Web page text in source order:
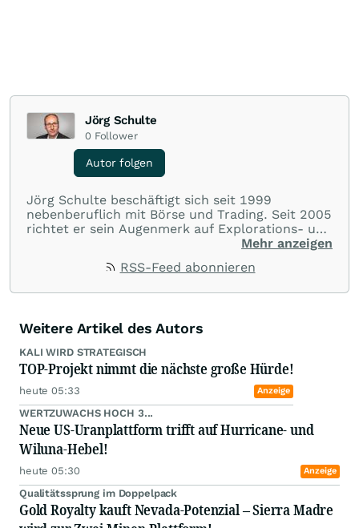
Jörg Schulte
0 Follower
Autor folgen
Jörg Schulte beschäftigt sich seit 1999
nebenberuflich mit Börse und Trading. Seit 2005
richtet er sein Augenmerk auf Explorations- und
Bergbauunternehmen und analysiert täglich die
Community-Mitglied auf wallstreet:online aktiv.
Mehr anzeigen
RSS-Feed abonnieren
Weitere Artikel des Autors
KALI WIRD STRATEGISCH
TOP-Projekt nimmt die nächste große Hürde!
heute 05:33 Anzeige
WERTZUWACHS HOCH 3...
Neue US-Uranplattform trifft auf Hurricane- und
Wiluna-Hebel!
heute 05:30 Anzeige
Qualitätssprung im Doppelpack
Gold Royalty kauft Nevada-Potenzial – Sierra Madre